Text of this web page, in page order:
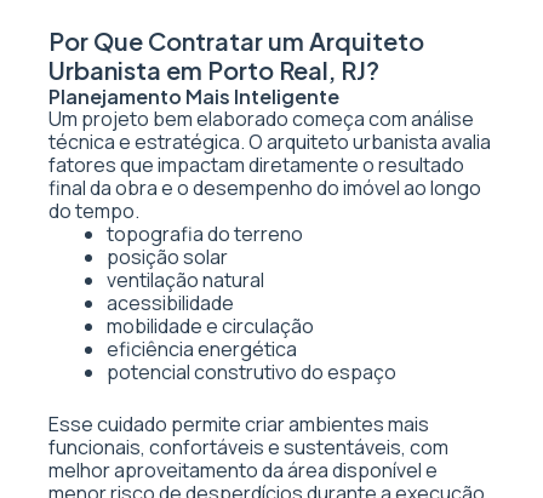
Por Que Contratar um Arquiteto
Urbanista em Porto Real, RJ?
Planejamento Mais Inteligente
Um projeto bem elaborado começa com análise
técnica e estratégica. O arquiteto urbanista avalia
fatores que impactam diretamente o resultado
final da obra e o desempenho do imóvel ao longo
do tempo.
topografia do terreno
posição solar
ventilação natural
acessibilidade
mobilidade e circulação
eficiência energética
potencial construtivo do espaço
Esse cuidado permite criar ambientes mais
funcionais, confortáveis e sustentáveis, com
melhor aproveitamento da área disponível e